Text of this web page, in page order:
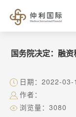
国务院决定：融
日期：2022-03-
作者：
浏览量：3080